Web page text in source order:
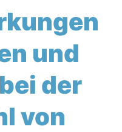
und
der
von